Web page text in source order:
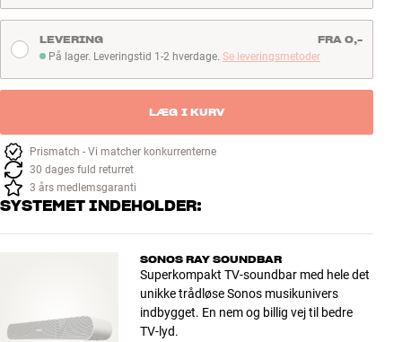
På lager. Leveringstid 1-2 hverdage
På lager. Leveringstid 1-2 hverdage. Se leveringsmetoder
LEVERING FRA 0,-
LÆG I KURV
Prismatch - Vi matcher konkurrenterne
30 dages fuld returret
3 års medlemsgaranti
SYSTEMET INDEHOLDER:
SONOS RAY SOUNDBAR
Superkompakt TV-soundbar med hele det
unikke trådløse Sonos musikunivers
indbygget. En nem og billig vej til bedre
TV-lyd.